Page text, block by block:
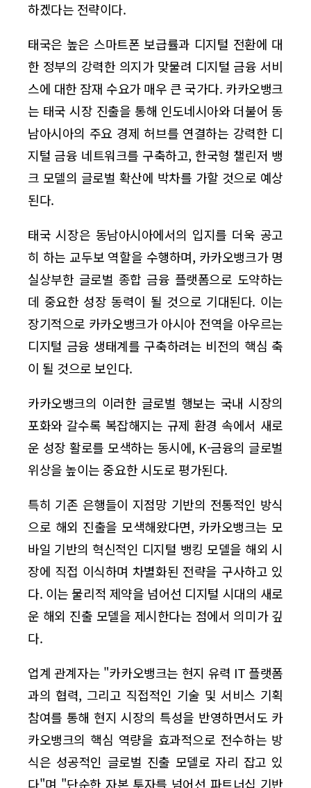
하겠다는 전략이다.
태국은 높은 스마트폰 보급률과 디지털 전환에 대
한 정부의 강력한 의지가 맞물려 디지털 금융 서비
스에 대한 잠재 수요가 매우 큰 국가다. 카카오뱅크
는 태국 시장 진출을 통해 인도네시아와 더불어 동
남아시아의 주요 경제 허브를 연결하는 강력한 디
지털 금융 네트워크를 구축하고, 한국형 챌린저 뱅
크 모델의 글로벌 확산에 박차를 가할 것으로 예상
된다.
태국 시장은 동남아시아에서의 입지를 더욱 공고
히 하는 교두보 역할을 수행하며, 카카오뱅크가 명
실상부한 글로벌 종합 금융 플랫폼으로 도약하는
데 중요한 성장 동력이 될 것으로 기대된다. 이는
장기적으로 카카오뱅크가 아시아 전역을 아우르는
디지털 금융 생태계를 구축하려는 비전의 핵심 축
이 될 것으로 보인다.
카카오뱅크의 이러한 글로벌 행보는 국내 시장의
포화와 갈수록 복잡해지는 규제 환경 속에서 새로
운 성장 활로를 모색하는 동시에, K-금융의 글로벌
위상을 높이는 중요한 시도로 평가된다.
특히 기존 은행들이 지점망 기반의 전통적인 방식
으로 해외 진출을 모색해왔다면, 카카오뱅크는 모
바일 기반의 혁신적인 디지털 뱅킹 모델을 해외 시
장에 직접 이식하며 차별화된 전략을 구사하고 있
다. 이는 물리적 제약을 넘어선 디지털 시대의 새로
운 해외 진출 모델을 제시한다는 점에서 의미가 깊
다.
업계 관계자는 "카카오뱅크는 현지 유력 IT 플랫폼
과의 협력, 그리고 직접적인 기술 및 서비스 기획
참여를 통해 현지 시장의 특성을 반영하면서도 카
카오뱅크의 핵심 역량을 효과적으로 전수하는 방
식은 성공적인 글로벌 진출 모델로 자리 잡고 있
다"며 "단순한 자본 투자를 넘어선 파트너십 기반